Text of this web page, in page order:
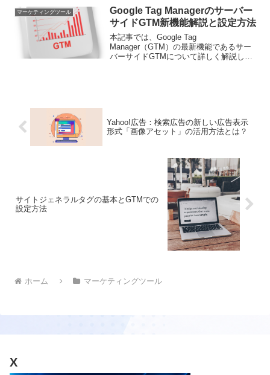
マーケティングツール
Google Tag Managerのサーバー
サイドGTM新機能解説と設定方法
本記事では、Google Tag
Manager（GTM）の最新機能であるサー
バーサイドGTMについて詳しく解説しま
Yahoo!広告：検索広告の新しい広告表示
形式「画像アセット」の活用方法とは？
サイトジェネラルタグの基本とGTMでの
設定方法
ホーム マーケティングツール
X